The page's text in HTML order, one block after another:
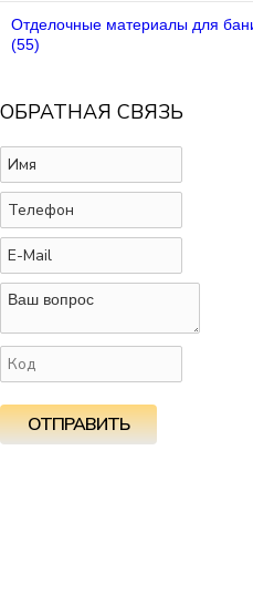
Отделочные материалы для
(55)
ОБРАТНАЯ СВЯЗЬ
ОТПРАВИТЬ